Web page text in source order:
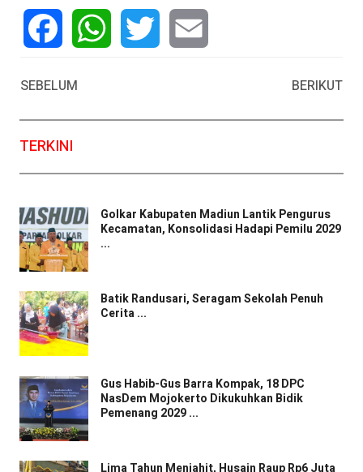
SEBELUM
BERIKUT
TERKINI
Golkar Kabupaten Madiun Lantik Pengurus
Kecamatan, Konsolidasi Hadapi Pemilu 2029
...
Batik Randusari, Seragam Sekolah Penuh
Cerita ...
Gus Habib-Gus Barra Kompak, 18 DPC
NasDem Mojokerto Dikukuhkan Bidik
Pemenang 2029 ...
Lima Tahun Menjahit, Husain Raup Rp6 Juta